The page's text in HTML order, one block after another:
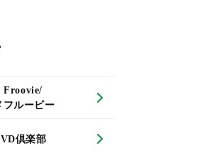
Froovie/
フルービー
倶楽部